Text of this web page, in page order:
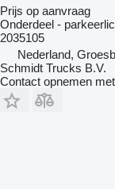
Prijs op aanvraag
Onderdeel -
2035105
Nederland,
Schmidt Trucks B.V.
Contact opnemen